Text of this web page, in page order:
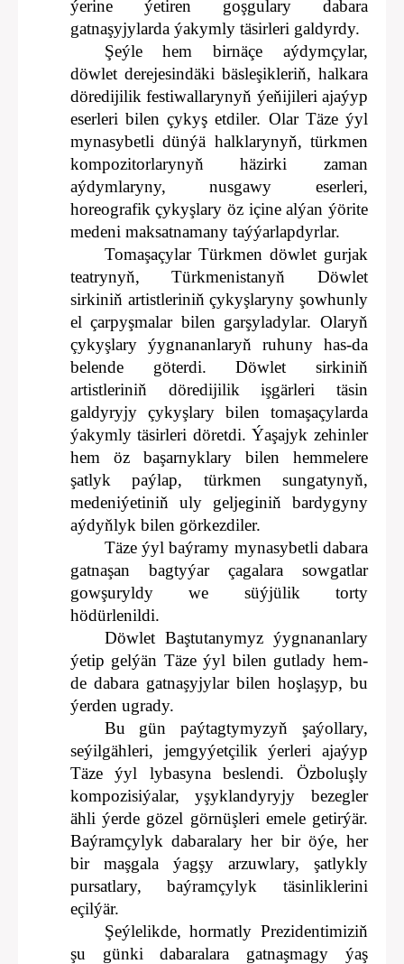
ýerine ýetiren goşgulary dabara
gatnaşyjylarda ýakymly täsirleri galdyrdy.
Şeýle hem birnäçe aýdymçylar,
döwlet derejesindäki bäsleşikleriň, halkara
döredijilik festiwallarynyň ýeňijileri ajaýyp
eserleri bilen çykyş etdiler. Olar Täze ýyl
mynasybetli dünýä halklarynyň, türkmen
kompozitorlarynyň häzirki zaman
aýdymlaryny, nusgawy eserleri,
horeografik çykyşlary öz içine alýan ýörite
medeni maksatnamany taýýarlapdyrlar.
Tomaşaçylar Türkmen döwlet gurjak
teatrynyň, Türkmenistanyň Döwlet
sirkiniň artistleriniň çykyşlaryny şowhunly
el çarpyşmalar bilen garşyladylar. Olaryň
çykyşlary ýygnananlaryň ruhuny has-da
belende göterdi. Döwlet sirkiniň
artistleriniň döredijilik işgärleri täsin
galdyryjy çykyşlary bilen tomaşaçylarda
ýakymly täsirleri döretdi. Ýaşajyk zehinler
hem öz başarnyklary bilen hemmelere
şatlyk paýlap, türkmen sungatynyň,
medeniýetiniň uly geljeginiň bardygyny
aýdyňlyk bilen görkezdiler.
Täze ýyl baýramy mynasybetli dabara
gatnaşan bagtyýar çagalara sowgatlar
gowşuryldy we süýjülik torty
hödürlenildi.
Döwlet Baştutanymyz ýygnananlary
ýetip gelýän Täze ýyl bilen gutlady hem-
de dabara gatnaşyjylar bilen hoşlaşyp, bu
ýerden ugrady.
Bu gün paýtagtymyzyň şaýollary,
seýilgähleri, jemgyýetçilik ýerleri ajaýyp
Täze ýyl lybasyna beslendi. Özboluşly
kompozisiýalar, yşyklandyryjy bezegler
ähli ýerde gözel görnüşleri emele getirýär.
Baýramçylyk dabaralary her bir öýe, her
bir maşgala ýagşy arzuwlary, şatlykly
pursatlary, baýramçylyk täsinliklerini
eçilýär.
Şeýlelikde, hormatly Prezidentimiziň
şu günki dabaralara gatnaşmagy ýaş